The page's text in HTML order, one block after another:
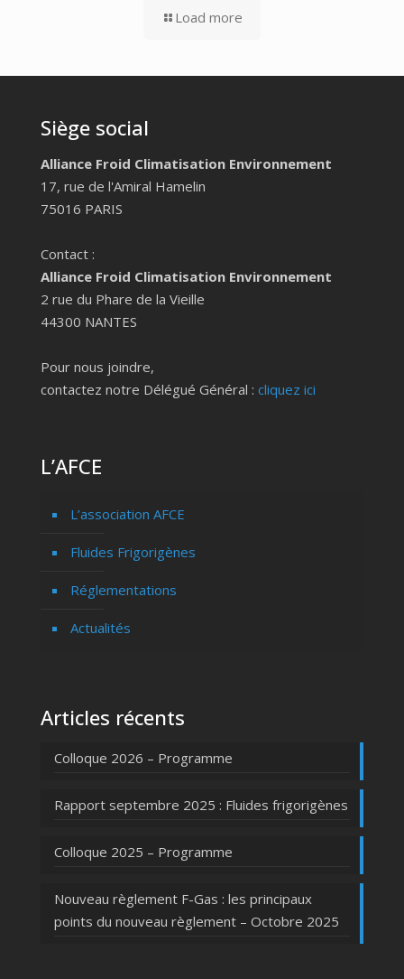
Load more
Siège social
Alliance Froid Climatisation Environnement
17, rue de l'Amiral Hamelin
75016 PARIS
Contact :
Alliance Froid Climatisation Environnement
2 rue du Phare de la Vieille
44300 NANTES
Pour nous joindre,
contactez notre Délégué Général : cliquez ici
L’AFCE
L’association AFCE
Fluides Frigorigènes
Réglementations
Actualités
Articles récents
Colloque 2026 – Programme
Rapport septembre 2025 : Fluides frigorigènes
Colloque 2025 – Programme
Nouveau règlement F-Gas : les principaux
points du nouveau règlement – Octobre 2025